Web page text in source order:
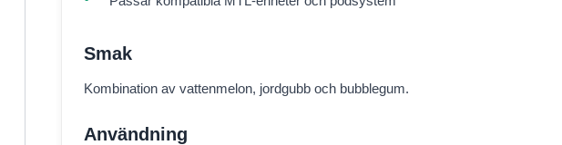
Smak
Kombination av vattenmelon, jordgubb och bubblegum.
Användning